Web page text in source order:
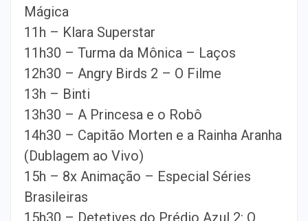
Mágica
11h – Klara Superstar
11h30 – Turma da Mônica – Laços
12h30 – Angry Birds 2 – O Filme
13h – Binti
13h30 – A Princesa e o Robô
14h30 – Capitão Morten e a Rainha Aranha
(Dublagem ao Vivo)
15h – 8x Animação – Especial Séries
Brasileiras
15h30 – Detetives do Prédio Azul 2: O